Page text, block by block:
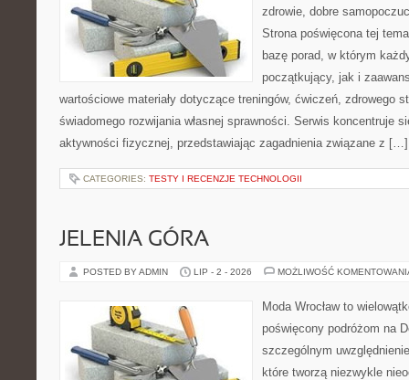
zdrowie, dobre
Strona poświęcona tej
bazę porad, w którym
początkujący, jak i
wartościowe materiały dotyczące treningów, ćwiczeń, zdrowego
świadomego rozwijania własnej sprawności. Serwis koncentruje
aktywności fizycznej, przedstawiając zagadnienia związane z […]
CATEGORIES: TESTY I RECENZJE TECHNOLOGII
JELENIA GÓRA
POSTED BY ADMIN LIP - 2 - 2026 MOŻLIWOŚĆ
Moda Wrocław to
poświęcony podróżom na
szczególnym
które tworzą niezwykle